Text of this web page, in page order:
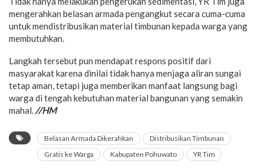
mengerahkan belasan armada pengangkut secara cuma-cuma
untuk mendistribusikan material timbunan kepada warga yang
membutuhkan.
Langkah tersebut pun mendapat respons positif dari
masyarakat karena dinilai tidak hanya menjaga aliran sungai
tetap aman, tetapi juga memberikan manfaat langsung bagi
warga di tengah kebutuhan material bangunan yang semakin
mahal.//HM
Belasan Armada Dikerahkan
Distribusikan Timbunan
Gratis ke Warga
Kabupaten Pohuwato YR Tim